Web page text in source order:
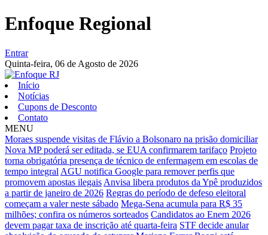
Enfoque Regional
Entrar
Quinta-feira, 06 de Agosto de 2026
Início
Notícias
Cupons de Desconto
Contato
MENU
Moraes suspende visitas de Flávio a Bolsonaro na prisão domiciliar
Nova MP poderá ser editada, se EUA confirmarem tarifaço Projeto
torna obrigatória presença de técnico de enfermagem em escolas de
tempo integral AGU notifica Google para remover perfis que
promovem apostas ilegais Anvisa libera produtos da Ypê produzidos
a partir de janeiro de 2026 Regras do período de defeso eleitoral
começam a valer neste sábado Mega-Sena acumula para R$ 35
milhões; confira os números sorteados Candidatos ao Enem 2026
devem pagar taxa de inscrição até quarta-feira STF decide anular